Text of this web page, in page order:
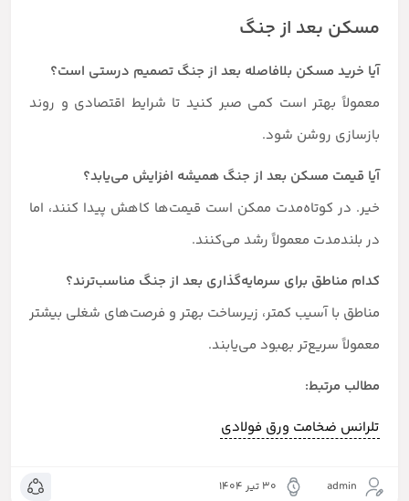
مسکن بعد از جنگ
آیا خرید مسکن بلافاصله بعد از جنگ تصمیم درستی است؟
معمولاً بهتر است کمی صبر کنید تا شرایط اقتصادی و روند
بازسازی روشن شود.
آیا قیمت مسکن بعد از جنگ همیشه افزایش می‌یابد؟
خیر. در کوتاه‌مدت ممکن است قیمت‌ها کاهش پیدا کنند، اما
در بلندمدت معمولاً رشد می‌کنند.
کدام مناطق برای سرمایه‌گذاری بعد از جنگ مناسب‌ترند؟
مناطق با آسیب کمتر، زیرساخت بهتر و فرصت‌های شغلی بیشتر
معمولاً سریع‌تر بهبود می‌یابند.
مطالب مرتبط:
تلرانس ضخامت ورق فولادی
admin ۳۰ تیر ۱۴۰۴